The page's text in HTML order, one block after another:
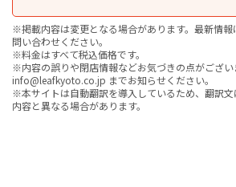
※掲載内容は変更となる場合があります。最新情報
問い合わせください。
※料金はすべて税込価格です。
※内容の誤りや閉店情報などお気づきの点がござい
info@leafkyoto.co.jp までお知らせください。
※本サイトは自動翻訳を導入しているため、翻訳文
内容と異なる場合があります。